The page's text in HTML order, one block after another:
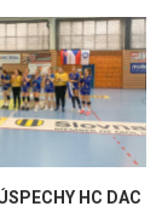
HC DAC